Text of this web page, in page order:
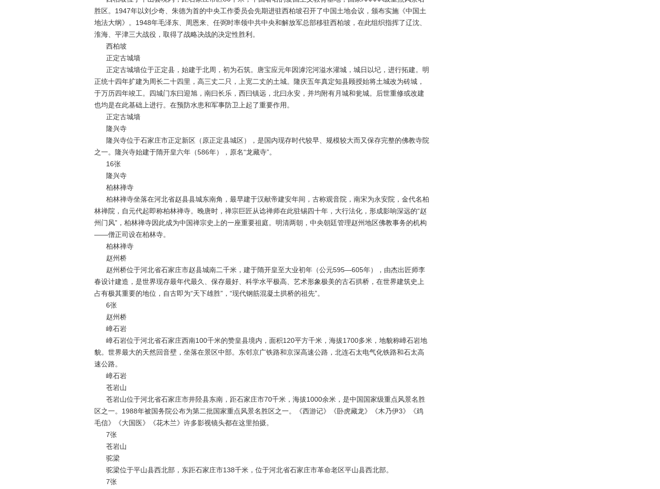
胜区。1947年以刘少奇、朱德为首的中央工作委员会先期进驻西柏坡召开了中国土地会议，颁布实施《中国土
地法大纲》。1948年毛泽东、周恩来、任弼时率领中共中央和解放军总部移驻西柏坡，在此组织指挥了辽沈、
淮海、平津三大战役，取得了战略决战的决定性胜利。
西柏坡
正定古城墙
正定古城墙位于正定县，始建于北周，初为石筑。唐宝应元年因滹沱河溢水灌城，城日以圮，进行拓建。明
正统十四年扩建为周长二十四里，高三丈二只，上宽二丈的土城。隆庆五年真定知县顾授始将土城改为砖城，
于万历四年竣工。四城门东曰迎旭，南曰长乐，西曰镇远，北曰永安，并均附有月城和瓮城。后世重修或改建
也均是在此基础上进行。在预防水患和军事防卫上起了重要作用。
正定古城墙
隆兴寺
隆兴寺位于石家庄市正定新区（原正定县城区），是国内现存时代较早、规模较大而又保存完整的佛教寺院
之一。隆兴寺始建于隋开皇六年（586年），原名“龙藏寺”。
16张
隆兴寺
柏林禅寺
柏林禅寺坐落在河北省赵县县城东南角，最早建于汉献帝建安年间，古称观音院，南宋为永安院，金代名柏
林禅院，自元代起即称柏林禅寺。晚唐时，禅宗巨匠从谂禅师在此驻锡四十年，大行法化，形成影响深远的“赵
州门风”，柏林禅寺因此成为中国禅宗史上的一座重要祖庭。明清两朝，中央朝廷管理赵州地区佛教事务的机构
——僧正司设在柏林寺。
柏林禅寺
赵州桥
赵州桥位于河北省石家庄市赵县城南二千米，建于隋开皇至大业初年（公元595—605年），由杰出匠师李
春设计建造，是世界现存最年代最久、保存最好、科学水平极高、艺术形象极美的古石拱桥，在世界建筑史上
占有极其重要的地位，自古即为“天下雄胜”，“现代钢筋混凝土拱桥的祖先”。
6张
赵州桥
嶂石岩
嶂石岩位于河北省石家庄西南100千米的赞皇县境内，面积120平方千米，海拔1700多米，地貌称嶂石岩地
貌。世界最大的天然回音壁，坐落在景区中部。东邻京广铁路和京深高速公路，北连石太电气化铁路和石太高
速公路。
嶂石岩
苍岩山
苍岩山位于河北省石家庄市井陉县东南，距石家庄市70千米，海拔1000余米，是中国国家级重点风景名胜
区之一。1988年被国务院公布为第二批国家重点风景名胜区之一。《西游记》《卧虎藏龙》《木乃伊3》《鸡
毛信》《大国医》《花木兰》许多影视镜头都在这里拍摄。
7张
苍岩山
驼梁
驼梁位于平山县西北部，东距石家庄市138千米，位于河北省石家庄市革命老区平山县西北部。
7张